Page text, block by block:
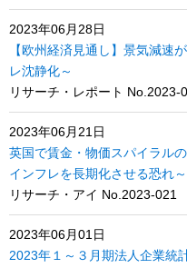
2023年06月28日
【欧州経済見通し】景気減速
レ沈静化～
リサーチ・レポート No.2023-
2023年06月21日
英国で賃金・物価スパイラル
インフレを長期化させる恐れ～
リサーチ・アイ No.2023-021
2023年06月01日
2023年１～３月期法人企業統